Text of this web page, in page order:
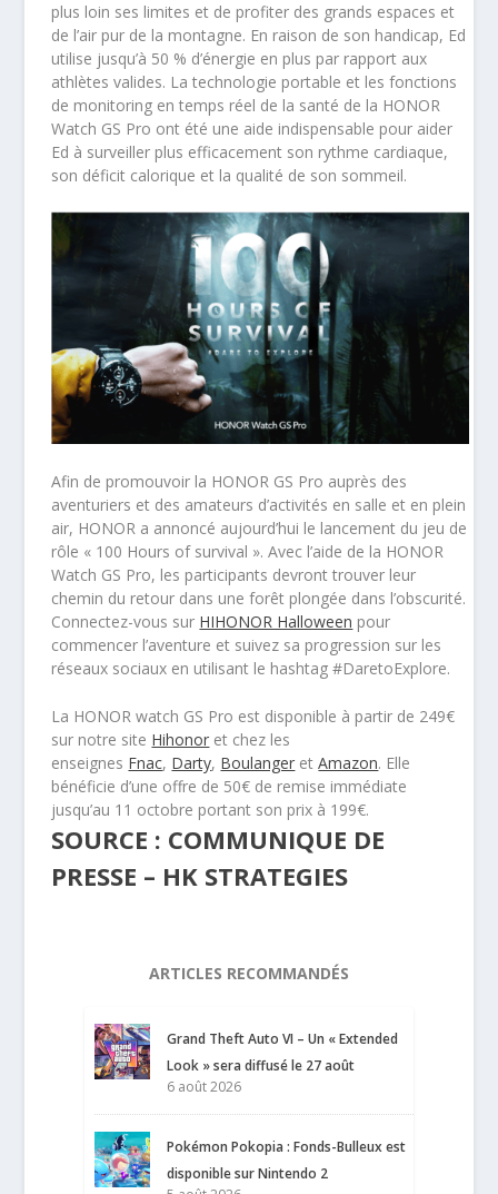
plus loin ses limites et de profiter des grands espaces et
de l’air pur de la montagne. En raison de son handicap, Ed
utilise jusqu’à 50 % d’énergie en plus par rapport aux
athlètes valides. La technologie portable et les fonctions
de monitoring en temps réel de la santé de la HONOR
Watch GS Pro ont été une aide indispensable pour aider
Ed à surveiller plus efficacement son rythme cardiaque,
son déficit calorique et la qualité de son sommeil.
Afin de promouvoir la HONOR GS Pro auprès des
aventuriers et des amateurs d’activités en salle et en plein
air, HONOR a annoncé aujourd’hui le lancement du jeu de
rôle « 100 Hours of survival ». Avec l’aide de la HONOR
Watch GS Pro, les participants devront trouver leur
chemin du retour dans une forêt plongée dans l’obscurité.
Connectez-vous sur HIHONOR Halloween pour
commencer l’aventure et suivez sa progression sur les
réseaux sociaux en utilisant le hashtag #DaretoExplore.
La HONOR watch GS Pro est disponible à partir de 249€
sur notre site Hihonor et chez les
enseignes Fnac, Darty, Boulanger etAmazon. Elle
bénéficie d’une offre de 50€ de remise immédiate
jusqu’au 11 octobre portant son prix à 199€.
SOURCE : COMMUNIQUE DE
PRESSE – HK STRATEGIES
ARTICLES RECOMMANDÉS
Grand Theft Auto VI – Un « Extended
Look » sera diffusé le 27 août
6 août 2026
Pokémon Pokopia : Fonds-Bulleux est
disponible sur Nintendo 2